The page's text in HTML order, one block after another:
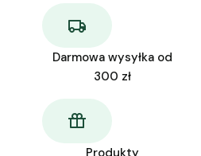
Darmowa wysyłka od
300 zł